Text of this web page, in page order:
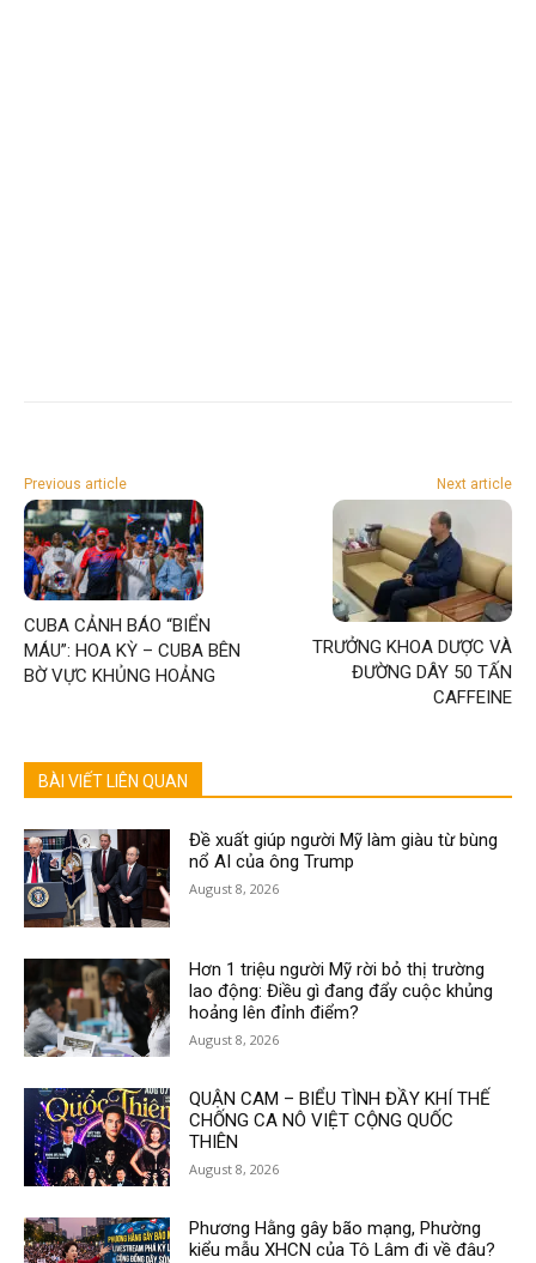
Previous article
CUBA CẢNH BÁO “BIỂN
MÁU”: HOA KỲ – CUBA BÊN
BỜ VỰC KHỦNG HOẢNG
Next article
TRƯỞNG KHOA DƯỢC VÀ
ĐƯỜNG DÂY 50 TẤN
CAFFEINE
BÀI VIẾT LIÊN QUAN
Đề xuất giúp người Mỹ làm giàu từ bùng
nổ AI của ông Trump
August 8, 2026
Hơn 1 triệu người Mỹ rời bỏ thị trường
lao động: Điều gì đang đẩy cuộc khủng
hoảng lên đỉnh điểm?
August 8, 2026
QUẬN CAM – BIỂU TÌNH ĐẦY KHÍ THẾ
CHỐNG CA NÔ VIỆT CỘNG QUỐC
THIÊN
August 8, 2026
Phương Hằng gây bão mạng, Phường
kiểu mẫu XHCN của Tô Lâm đi về đâu?